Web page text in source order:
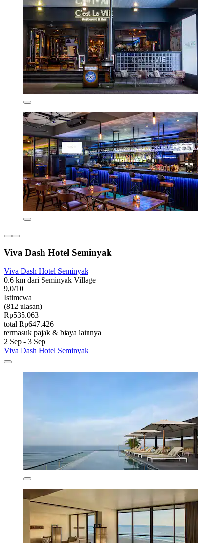
Viva Dash Hotel Seminyak
Viva Dash Hotel Seminyak
0,6 km dari Seminyak Village
9,0/10
Istimewa
(812 ulasan)
Rp535.063
total Rp647.426
termasuk pajak & biaya lainnya
2 Sep - 3 Sep
Viva Dash Hotel Seminyak